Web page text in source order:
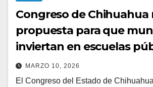
Congreso de Chihuahua
propuesta para que
inviertan en escuelas
MARZO 10, 2026
El Congreso del Estado de